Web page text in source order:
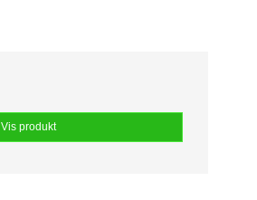
Vis produkt